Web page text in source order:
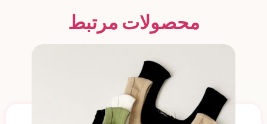
محصولات مرتبط